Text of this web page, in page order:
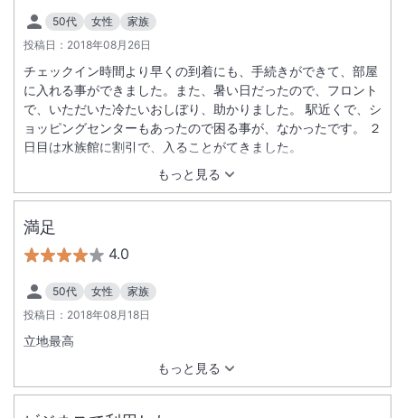
50代 女性
家族
投稿日： 2018年08月26日
もっと見る
チェックイン時間より早くの到着にも、手続きができて、部屋
に入れる事ができました。また、暑い日だったので、フロント
で、いただいた冷たいおしぼり、助かりました。 駅近くで、シ
ョッピングセンターもあったので困る事が、なかったです。 ２
日目は水族館に割引で、入ることがてきました。
満足
4.0
50代 女性
家族
投稿日： 2018年08月18日
もっと見る
立地最高